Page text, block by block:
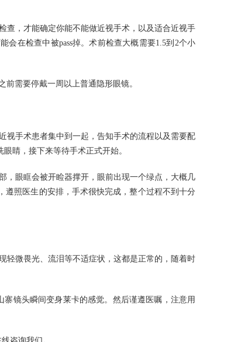
查，才能确定你能不能做近视手术，以及适合近视手
在检查中被pass掉。术前检查大概需要1.5到2个小
需要停戴一周以上普通隐形眼镜。
视手术患者集中到一起，告知手术的流程以及需要配
睛，接下来等待手术正式开始。
，眼眶会被开睑器撑开，眼前出现一个绿点，大概几
遵照医生的安排，手术很快完成，整个过程不到十分
轻微畏光、流泪等不适症状，这都是正常的，随着时
镜头瞬间变身莱卡的感觉。然后谨遵医嘱，注意用